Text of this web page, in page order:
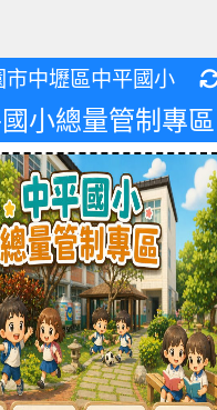
市中壢區中平國小
小總量管制專區